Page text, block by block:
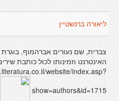
ליאורה ברנשטיין
צברית, שם נעורים אברהמוף,
האינטרנט וזמינותו לכול כותבת
website/index.asp?
show=authors&id=1715